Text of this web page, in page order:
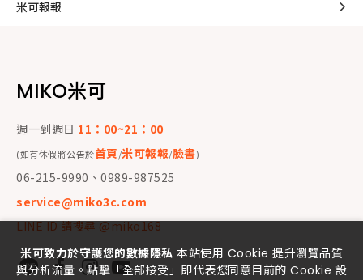
米可報報
MIKO米可
週一到週日 11：00~21：00
(如有休假將公告於首頁/米可報報/臉書)
06-215-9990、0989-987525
service@miko3c.com
LINE ID 請搜尋 @miko168
米可致力於守護您的數據隱私 本站使用 Cookie 提升瀏覽品質
與分析流量。點擊「全部接受」即代表您同意目前的 Cookie 設